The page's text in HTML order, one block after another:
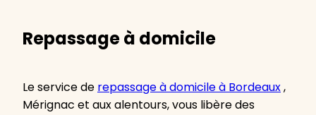
Repassage à domicile
Le service de repassage à domicile à Bordeaux,
Mérignac et aux alentours, vous libère des